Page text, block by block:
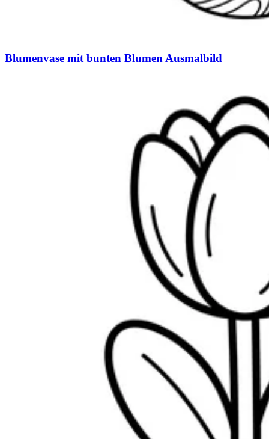
Blumenvase mit bunten Blumen Ausmalbild